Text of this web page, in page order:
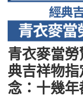
青衣麥當
典吉祥物
念：十幾